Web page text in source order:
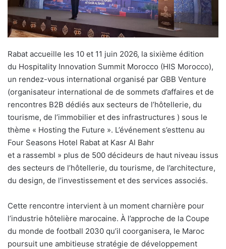
Rabat accueille les 10 et 11 juin 2026, la sixième édition
du Hospitality Innovation Summit Morocco (HIS Morocco),
un rendez-vous international organisé par GBB Venture
(organisateur international de de sommets d’affaires et de
rencontres B2B dédiés aux secteurs de l’hôtellerie, du
tourisme, de l’immobilier et des infrastructures ) sous le
thème « Hosting the Future ». L’événement s’esttenu au
Four Seasons Hotel Rabat at Kasr Al Bahr
et a rassembl » plus de 500 décideurs de haut niveau issus
des secteurs de l’hôtellerie, du tourisme, de l’architecture,
du design, de l’investissement et des services associés.
Cette rencontre intervient à un moment charnière pour
l’industrie hôtelière marocaine. À l’approche de la Coupe
du monde de football 2030 qu’il coorganisera, le Maroc
poursuit une ambitieuse stratégie de développement